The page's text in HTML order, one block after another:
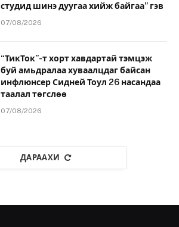
студид шинэ дуугаа хийж байгаа” гэв
07/08/2026
“ТикТок”-т хорт хавдартай тэмцэж
буй амьдралаа хуваалцдаг байсан
инфлюнсер Сидней Тоул 26 насандаа
таалал төгслөө
07/08/2026
ДАРААХИ